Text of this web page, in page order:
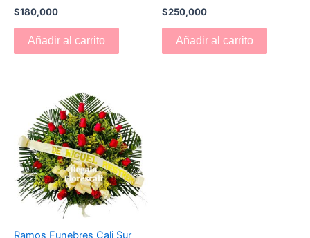
$180,000
Añadir al carrito
$250,000
Añadir al carrito
Ramos Funebres Cali Sur